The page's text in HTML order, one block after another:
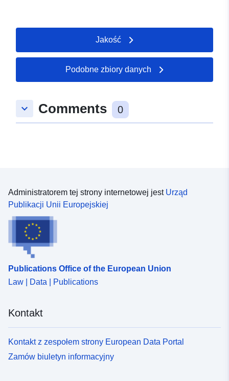
Jakość
Podobne zbiory danych
keyboard_arrow_down Comments 0
Administratorem tej strony internetowej jest Urząd
Publikacji Unii Europejskiej
Publications Office of the European Union
Law | Data | Publications
Kontakt
Kontakt z zespołem strony European Data Portal
Zamów biuletyn informacyjny